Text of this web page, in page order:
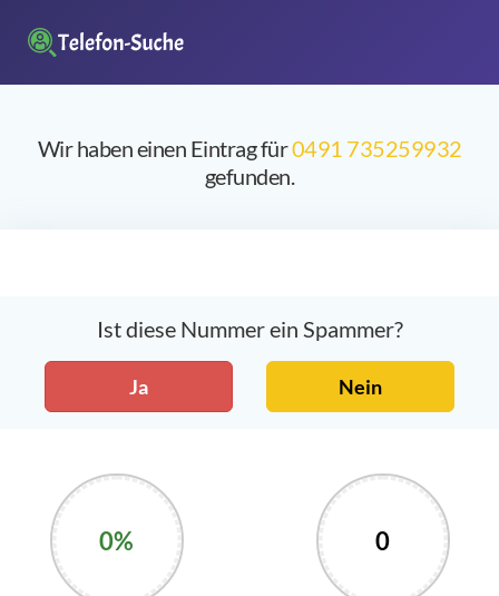
Wir haben einen Eintrag für0491 735259932
gefunden.
Ist diese Nummer ein Spammer?
Ja Nein
0% 0